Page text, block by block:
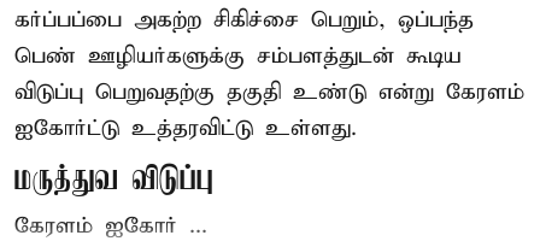
கர்ப்பப்பை அகற்ற சிகிச்சை பெறும், ஒப்பந்த
பெண் ஊழியர்களுக்கு சம்பளத்துடன் கூடிய
விடுப்பு பெறுவதற்கு தகுதி உண்டு என்று கேரளம்
ஐகோர்ட்டு உத்தரவிட்டு உள்ளது.
மருத்துவ விடுப்பு
கேரளம் ஐகோர் ...